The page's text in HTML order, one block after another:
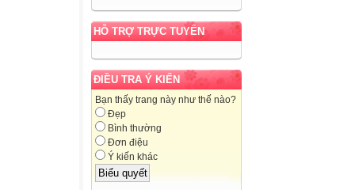
HỖ TRỢ TRỰC TUYẾN
ĐIỀU TRA Ý KIẾN
Bạn thấy trang này như thế nào?
Đẹp
Bình thường
Đơn điệu
Ý kiến khác